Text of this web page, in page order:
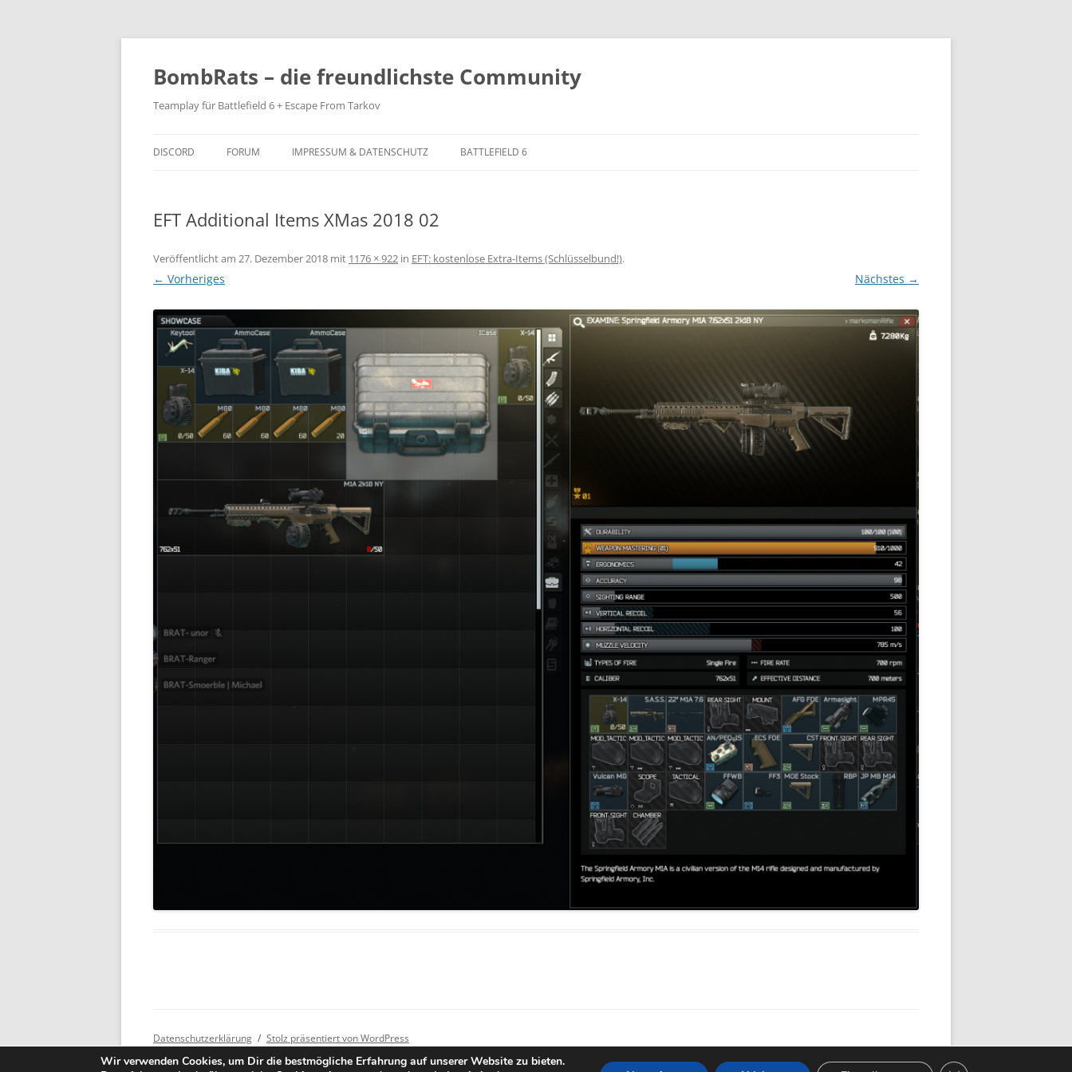
Zum
BombRats – die freundlichste Community
Teamplay für Battlefield 6 + Escape From Tarkov
DISCORD FORUM IMPRESSUM & DATENSCHUTZ BATTLEFIELD 6
EFT Additional Items XMas 2018 02
Veröffentlicht am 27. Dezember 2018 mit 1176 × 922 in EFT: kostenlose Extra-Items (Schlüsselbund!).
← Vorheriges Nächstes →
Datenschutzerklärung Stolz präsentiert von WordPress
Wir verwenden Cookies, um Dir die bestmögliche Erfahrung auf unserer Website zu bieten.